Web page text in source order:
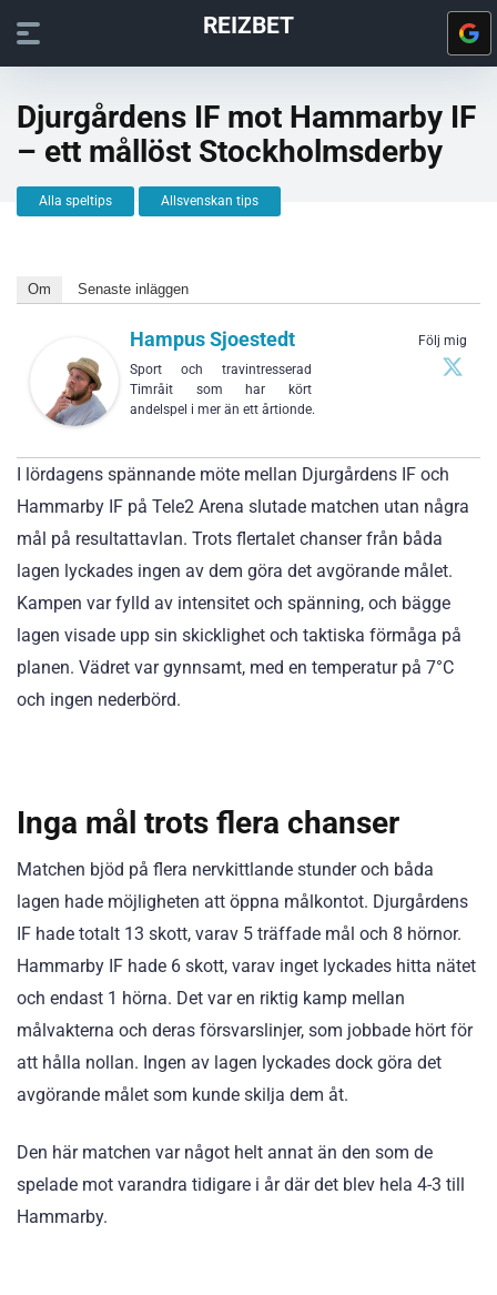
REIZBET
Djurgårdens IF mot Hammarby IF
– ett mållöst Stockholmsderby
Alla speltips Allsvenskan tips
Om Senaste inläggen
Följ mig
Hampus Sjoestedt
Sport och travintresserad
Timråit som har kört
andelspel i mer än ett årtionde.
I lördagens spännande möte mellan Djurgårdens IF och
Hammarby IF på Tele2 Arena slutade matchen utan några
mål på resultattavlan. Trots flertalet chanser från båda
lagen lyckades ingen av dem göra det avgörande målet.
Kampen var fylld av intensitet och spänning, och bägge
lagen visade upp sin skicklighet och taktiska förmåga på
planen. Vädret var gynnsamt, med en temperatur på 7°C
och ingen nederbörd.
Inga mål trots flera chanser
Matchen bjöd på flera nervkittlande stunder och båda
lagen hade möjligheten att öppna målkontot. Djurgårdens
IF hade totalt 13 skott, varav 5 träffade mål och 8 hörnor.
Hammarby IF hade 6 skott, varav inget lyckades hitta nätet
och endast 1 hörna. Det var en riktig kamp mellan
målvakterna och deras försvarslinjer, som jobbade hört för
att hålla nollan. Ingen av lagen lyckades dock göra det
avgörande målet som kunde skilja dem åt.
Den här matchen var något helt annat än den som de
spelade mot varandra tidigare i år där det blev hela 4-3 till
Hammarby.